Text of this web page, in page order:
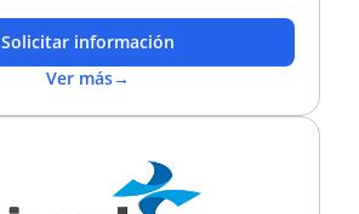
Solicitar información
Ver más→